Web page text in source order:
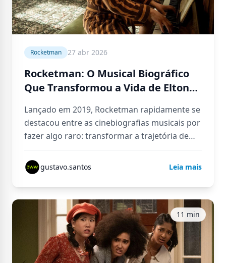
Rocketman 27 abr 2026
Rocketman: O Musical Biográfico
Que Transformou a Vida de Elton
Música e Vulnerabilidade
Lançado em 2019, Rocketman rapidamente se
destacou entre as cinebiografias musicais por
fazer algo raro: transformar a trajetória de
gustavo.santos Leia mais
11 min